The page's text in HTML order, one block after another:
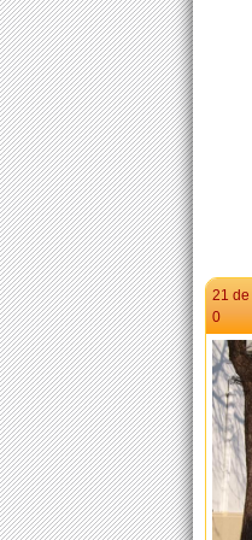
y
Álvaro Méndez (Congreso de
Educación) y la instalación de
Soriano
21
0